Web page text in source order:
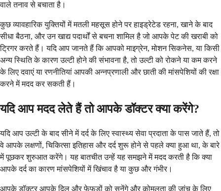
वाले तनाव से बचाता है।
कुछ व्यावहारिक युक्तियों में मतली महसूस होने पर हाइड्रेटेड रहना, खाने के बाद
सीधा बैठना, और उन खाद्य पदार्थों से बचना शामिल है जो आपके पेट की खराबी को
ट्रिगर करते हैं। यदि आप जानते हैं कि आपको माइग्रेन, मोशन सिकनेस, या किसी
अन्य स्थिति के कारण उल्टी होने की संभावना है, तो उल्टी को रोकने या कम करने
के लिए दवाएं या रणनीतियां आपकी अन्नप्रणाली और छाती की मांसपेशियों की रक्षा
करने में मदद कर सकती हैं।
यदि आप मदद लेते हैं तो आपके डॉक्टर क्या करेंगे?
यदि आप उल्टी के बाद सीने में दर्द के लिए स्वास्थ्य सेवा प्रदाता के पास जाते हैं, तो
वे आपके लक्षणों, चिकित्सा इतिहास और दर्द शुरू होने से पहले क्या हुआ था, के बारे
में पूछकर शुरुआत करेंगे। यह बातचीत उन्हें यह समझने में मदद करती है कि क्या
आपके दर्द का कारण मांसपेशियों में खिंचाव है या कुछ और गंभीर।
आपके डॉक्टर आपके दिल और फेफड़ों को सुनेंगे और कोमलता की जांच के लिए